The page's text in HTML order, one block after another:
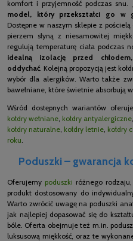
komfort i przyjemność podczas snu.
model, który przekształci go w
Dostępne w naszym sklepie z
pierzem słyną z niesamowitej
regulują temperaturę ciała podczas
idealną izolację przed
oddychać. Kolejną propozycją jest
wybór dla alergików. Warto także
bawełniane, które świetnie absorbują
Wśród dostępnych wariantów
kołdry wełniane, kołdry antyalergiczne,
kołdry naturalne, kołdry letnie, kołdry
roku.
Poduszki – gwarancja
Oferujemy poduszki różnego
produkt dostosowany do
Warto zwrócić uwagę na poduszki
jak najlepiej dopasować się do
bóle. Oferta obejmuje też m.in.
luksusową miękkość, oraz te